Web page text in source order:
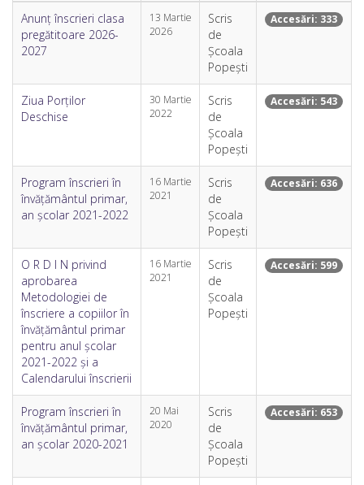
Anunț înscrieri clasa
pregătitoare 2026-
2027
13 Martie
2026
Scris
de
Școala
Popești
Accesări: 333
Ziua Porților
Deschise
30 Martie
2022
Scris
de
Școala
Popești
Accesări: 543
Program înscrieri în
învățământul primar,
an școlar 2021-2022
16 Martie
2021
Scris
de
Școala
Popești
Accesări: 636
O R D I N privind
aprobarea
Metodologiei de
înscriere a copiilor în
învățământul primar
pentru anul școlar
2021-2022 și a
Calendarului înscrierii
16 Martie
2021
Scris
de
Școala
Popești
Accesări: 599
Program înscrieri în
învățământul primar,
an școlar 2020-2021
20 Mai
2020
Scris
de
Școala
Popești
Accesări: 653